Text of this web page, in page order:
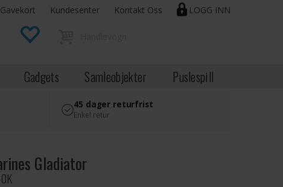
LOGG INN
Gavekort Kundesenter Kontakt Oss
Gadgets Samleobjekter Puslespill
45 dager returfrist
Enkel retur
Gladiator